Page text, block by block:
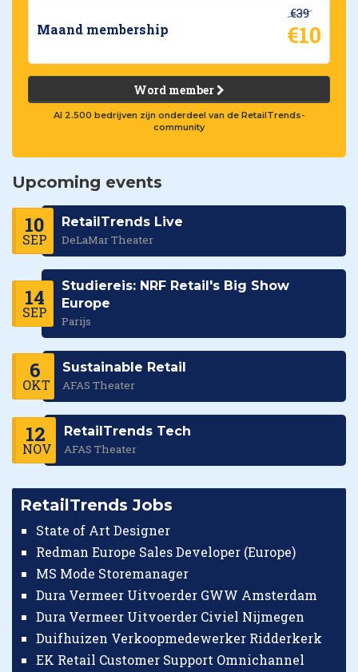
Maand membership
€39
€10
Word member
Al 2.500 bedrijven zijn onderdeel van de RetailTrends-
community
Upcoming events
10
SEP
RetailTrends Live
DeLaMar Theater
14
SEP
Studiereis: NRF Retail's Big Show
Europe
Parijs
6
OKT
Sustainable Retail
AFAS Theater
12
NOV
RetailTrends Tech
AFAS Theater
RetailTrends Jobs
State of Art Designer
Redman Europe Sales Developer (Europe)
MS Mode Storemanager
Dura Vermeer Uitvoerder GWW Amsterdam
Dura Vermeer Uitvoerder Civiel Nijmegen
Duifhuizen Verkoopmedewerker Ridderkerk
EK Retail Customer Support Omnichannel